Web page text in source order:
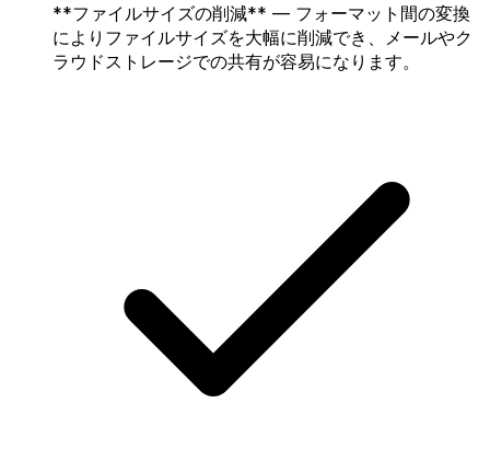
**ファイルサイズの削減** — フォーマット間の変換
によりファイルサイズを大幅に削減でき、メールやク
ラウドストレージでの共有が容易になります。